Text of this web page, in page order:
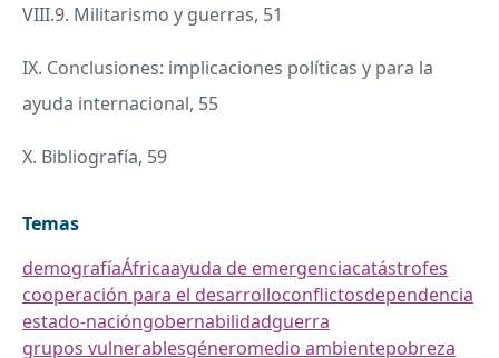
VIII.9. Militarismo y guerras, 51
IX. Conclusiones: implicaciones políticas y para la
ayuda internacional, 55
X. Bibliografía, 59
Temas
demografíaÁfricaayuda de emergenciacatástrofes
cooperación para el desarrolloconflictosdependencia
estado-nacióngobernabilidadguerra
grupos vulnerablesgéneromedio ambientepobreza